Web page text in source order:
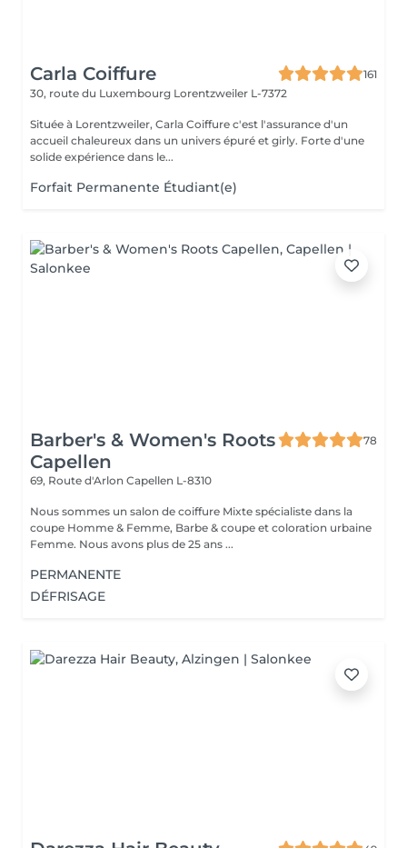
Carla Coiffure
161
30, route du Luxembourg Lorentzweiler L-7372
Située à Lorentzweiler, Carla Coiffure c'est l'assurance d'un
accueil chaleureux dans un univers épuré et girly. Forte d'une
solide expérience dans le...
Forfait Permanente Étudiant(e)
Barber's & Women's Roots
Capellen
78
69, Route d'Arlon Capellen L-8310
Nous sommes un salon de coiffure Mixte spécialiste dans la
coupe Homme & Femme, Barbe & coupe et coloration urbaine
Femme. Nous avons plus de 25 ans ...
PERMANENTE
DÉFRISAGE